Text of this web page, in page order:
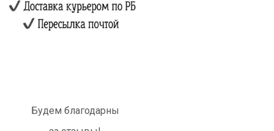
Будем благодарны